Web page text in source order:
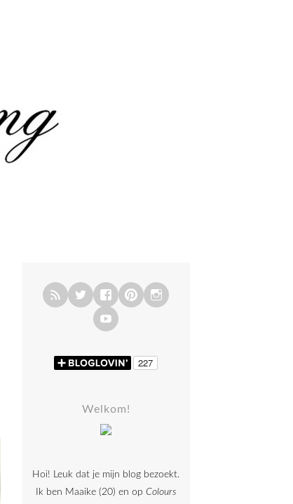
Welkom!
Hoi! Leuk dat je mijn blog bezoekt.
Ik ben Maaike (20) en op Colours